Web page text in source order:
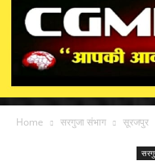
Home सरगुजा संभाग सूरजपुर